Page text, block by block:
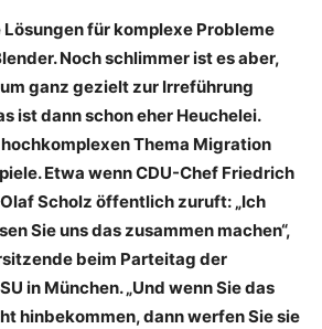
für komplexe Probleme
Noch schlimmer ist es aber,
ganz gezielt zur Irreführung
ist dann schon eher Heuchelei.
Thema Migration
Etwa wenn CDU-Chef Friedrich
Scholz öffentlich zuruft: „Ich
Sie uns das zusammen machen“,
beim Parteitag der
in München. „Und wenn Sie das
hinbekommen, dann werfen Sie sie